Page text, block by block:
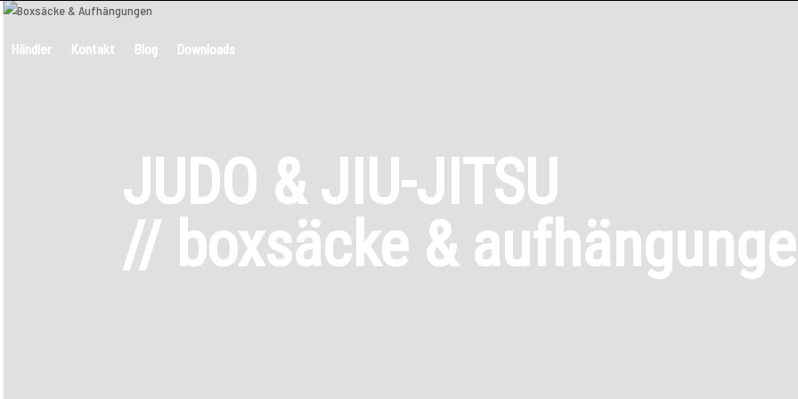
Händler Kontakt Blog Downloads
JUDO & JIU-JITSU
// boxsäcke &